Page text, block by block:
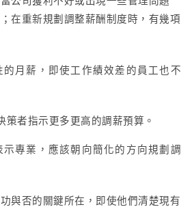
在重新規劃調整薪酬制度時，有幾項
月薪，即使工作績效差的員工也不
者指示更多更高的調薪預算。
專業，應該朝向簡化的方向規劃調
與否的關鍵所在，即使他們清楚現有